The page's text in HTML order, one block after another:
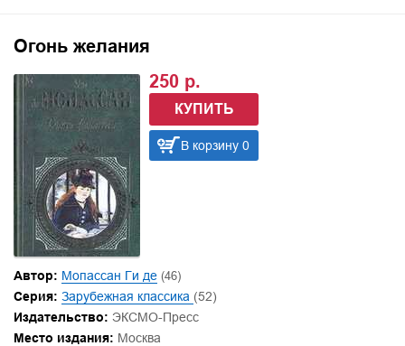
Огонь желания
250 р.
КУПИТЬ
В корзину 0
Автор: Мопассан Ги де (46)
Серия: Зарубежная классика (52)
Издательство: ЭКСМО-Пресс
Место издания: Москва